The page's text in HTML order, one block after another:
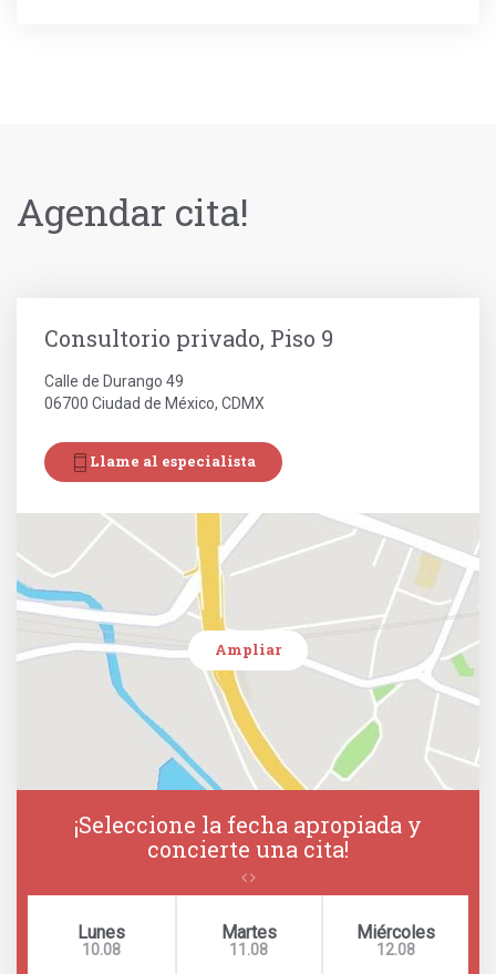
Agendar cita!
Consultorio privado, Piso 9
Calle de Durango 49
06700 Ciudad de México, CDMX
Llame al especialista
Ampliar
¡Seleccione la fecha apropiada y
concierte una cita!
Lunes
10.08
Martes
11.08
Miércoles
12.08